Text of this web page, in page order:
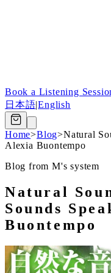
Book a Listening
日本語|English
Home>Blog>Natural
Alexia Buontempo
Blog from M's system
Natural
Sounds
Buontempo